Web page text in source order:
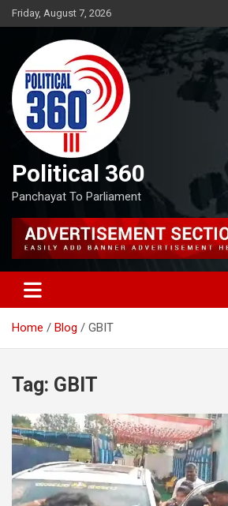
Skip
to
Friday, August 7, 2026
Political 360
Panchayat To Parliament
Home Blog GBIT
Tag: GBIT